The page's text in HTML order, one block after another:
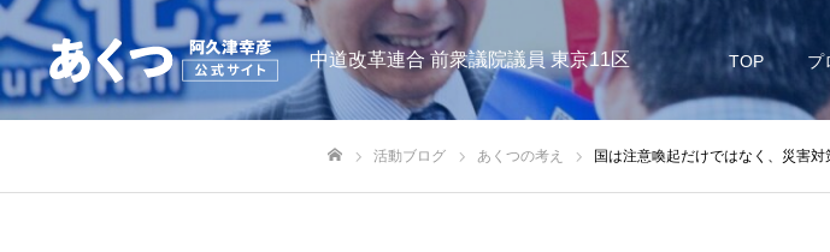
中道改革連合 前衆議院議員 東京11区 TOP プ
活動ブログ あくつの考え 国は注意喚起だけではなく、災害対